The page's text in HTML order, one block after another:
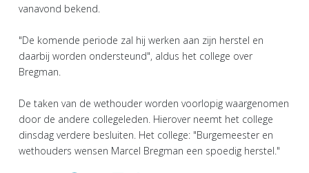
vanavond bekend.
"De komende periode zal hij werken aan zijn herstel en
daarbij worden ondersteund", aldus het college over
Bregman.
De taken van de wethouder worden voorlopig waargenomen
door de andere collegeleden. Hierover neemt het college
dinsdag verdere besluiten. Het college: "Burgemeester en
wethouders wensen Marcel Bregman een spoedig herstel."